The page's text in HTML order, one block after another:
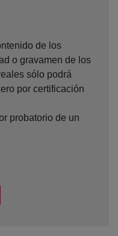
de los
o gravamen de los
sólo podrá
por certificación
probatorio de un